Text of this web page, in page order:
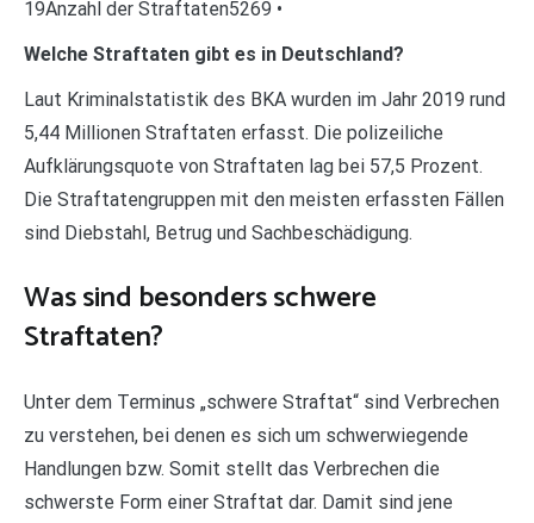
19Anzahl der Straftaten5269 •
Welche Straftaten gibt es in Deutschland?
Laut Kriminalstatistik des BKA wurden im Jahr 2019 rund
5,44 Millionen Straftaten erfasst. Die polizeiliche
Aufklärungsquote von Straftaten lag bei 57,5 Prozent.
Die Straftatengruppen mit den meisten erfassten Fällen
sind Diebstahl, Betrug und Sachbeschädigung.
Was sind besonders schwere
Straftaten?
Unter dem Terminus „schwere Straftat“ sind Verbrechen
zu verstehen, bei denen es sich um schwerwiegende
Handlungen bzw. Somit stellt das Verbrechen die
schwerste Form einer Straftat dar. Damit sind jene